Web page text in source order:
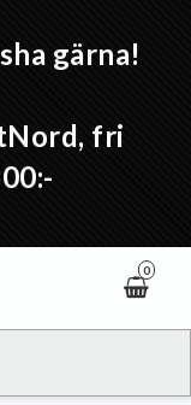
gärna!
fri
0